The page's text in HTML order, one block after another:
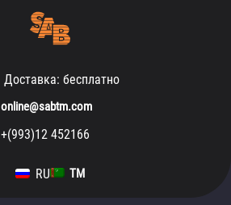
Доставка: бесплатно
online@sabtm.com
+(993)12 452166
RU TM